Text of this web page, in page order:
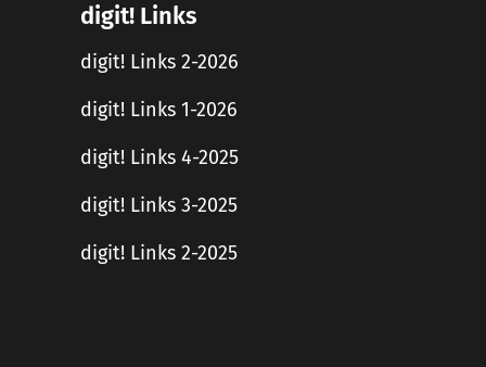
digit! Links
digit! Links 2-2026
digit! Links 1-2026
digit! Links 4-2025
digit! Links 3-2025
digit! Links 2-2025